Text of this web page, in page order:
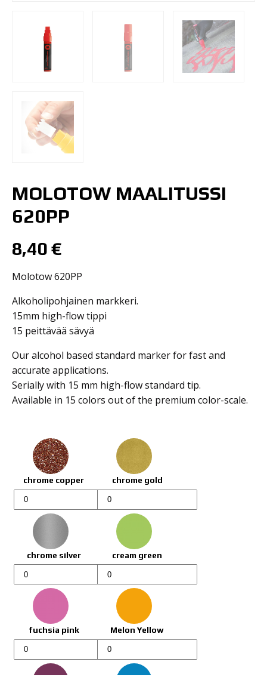
MOLOTOW MAALITUSSI
620PP
8,40 €
Molotow 620PP
Alkoholipohjainen markkeri.
15mm high-flow tippi
15 peittävää sävyä
Our alcohol based standard marker for fast and
accurate applications.
Serially with 15 mm high-flow standard tip.
Available in 15 colors out of the premium color-scale.
chrome copper
Molotow
Maalitussi
620PP
määrä
chrome gold
Molotow
Maalitussi
620PP
määrä
chrome silver
Molotow
Maalitussi
620PP
määrä
cream green
Molotow
Maalitussi
620PP
määrä
fuchsia pink
Molotow
Maalitussi
620PP
Melon Yellow
Molotow
Maalitussi
620PP